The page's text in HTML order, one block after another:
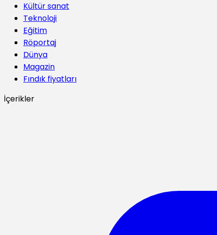
Kültür sanat
Teknoloji
Eğitim
Röportaj
Dünya
Magazin
Fındık fiyatları
İçerikler